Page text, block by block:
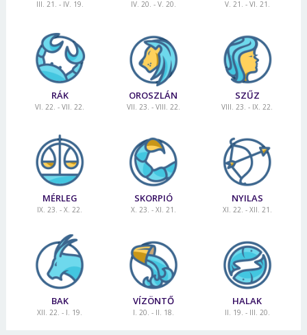
III. 21. - IV. 19. IV. 20. - V. 20. V. 21. - VI. 21.
RÁK
VI. 22. - VII. 22.
OROSZLÁN
VII. 23. - VIII. 22.
SZŰZ
VIII. 23. - IX. 22.
MÉRLEG
IX. 23. - X. 22.
SKORPIÓ
X. 23. - XI. 21.
NYILAS
XI. 22. - XII. 21.
BAK
XII. 22. - I. 19.
VÍZÖNTŐ
I. 20. - II. 18.
HALAK
II. 19. - III. 20.